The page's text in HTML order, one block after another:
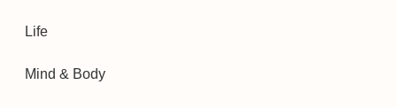
Life
Mind & Body